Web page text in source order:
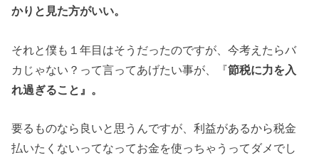
かりと見た方がいい。
それと僕も１年目はそうだったのですが、今考えたらバ
カじゃない？って言ってあげたい事が、『節税に力を入
れ過ぎること』。
要るものなら良いと思うんですが、利益があるから税金
払いたくないってなってお金を使っちゃうってダメでし